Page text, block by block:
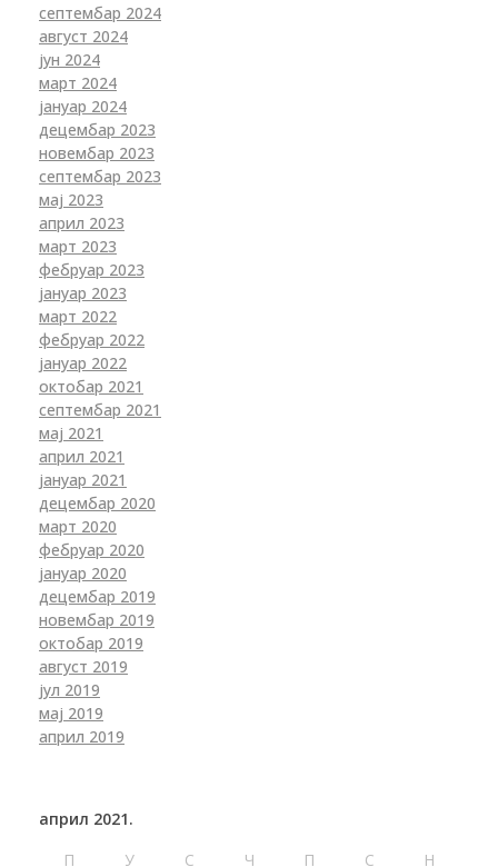
септембар 2024
август 2024
јун 2024
март 2024
јануар 2024
децембар 2023
новембар 2023
септембар 2023
мај 2023
април 2023
март 2023
фебруар 2023
јануар 2023
март 2022
фебруар 2022
јануар 2022
октобар 2021
септембар 2021
мај 2021
април 2021
јануар 2021
децембар 2020
март 2020
фебруар 2020
јануар 2020
децембар 2019
новембар 2019
октобар 2019
август 2019
јул 2019
мај 2019
април 2019
април 2021.
П
У С Ч П С Н